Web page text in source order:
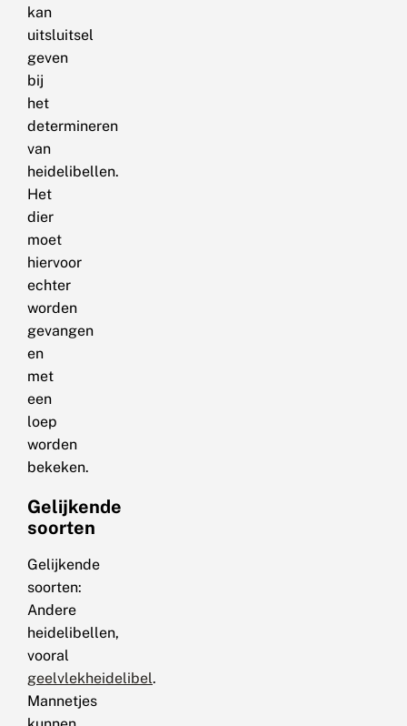
kan
uitsluitsel
geven
bij
het
determineren
van
heidelibellen.
Het
dier
moet
hiervoor
echter
worden
gevangen
en
met
een
loep
worden
bekeken.
Gelijkende
soorten
Gelijkende
soorten:
Andere
heidelibellen,
vooral
geelvlekheidelibel.
Mannetjes